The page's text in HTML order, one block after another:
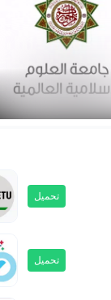
تحميل
تحميل